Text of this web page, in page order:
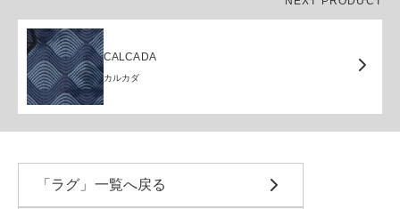
CALCADA
カルカダ
「ラグ」一覧へ戻る